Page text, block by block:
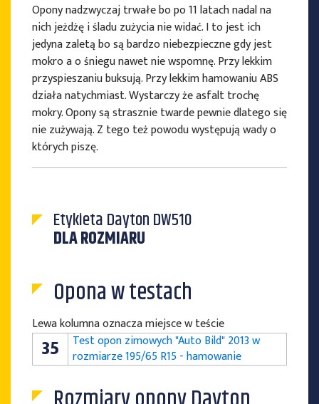
Opony nadzwyczaj trwałe bo po 11 latach nadal na
nich jeżdżę i śladu zużycia nie widać. I to jest ich
jedyna zaletą bo są bardzo niebezpieczne gdy jest
mokro a o śniegu nawet nie wspomnę. Przy lekkim
przyspieszaniu buksują. Przy lekkim hamowaniu ABS
działa natychmiast. Wystarczy że asfalt trochę
mokry. Opony są strasznie twarde pewnie dlatego się
nie zużywają. Z tego też powodu występują wady o
których piszę.
Etykieta Dayton DW510
DLA ROZMIARU
Opona w testach
Lewa kolumna oznacza miejsce w teście
35
Test opon zimowych "Auto Bild" 2013 w
rozmiarze 195/65 R15 - hamowanie